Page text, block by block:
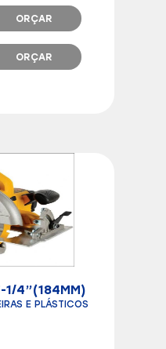
ORÇAR
ORÇAR
1/4”(184MM)
E PLÁSTICOS